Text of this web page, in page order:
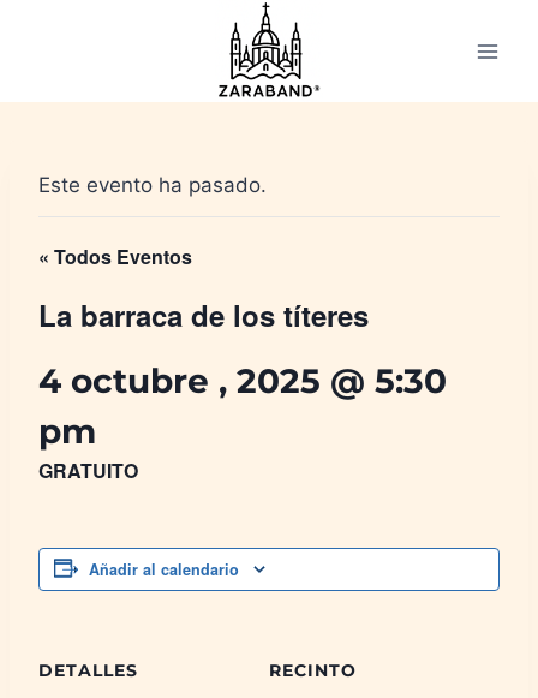
Este evento ha pasado.
« Todos Eventos
La barraca de los títeres
4 octubre , 2025 @ 5:30
pm
GRATUITO
Añadir al calendario
DETALLES RECINTO